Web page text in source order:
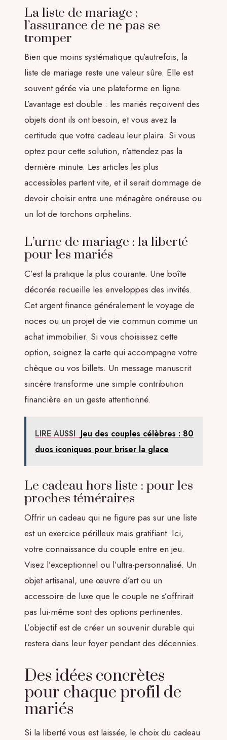
La liste de mariage :
l’assurance de ne pas se
tromper
Bien que moins systématique qu’autrefois, la
liste de mariage reste une valeur sûre. Elle est
souvent gérée via une plateforme en ligne.
L’avantage est double : les mariés reçoivent des
objets dont ils ont besoin, et vous avez la
certitude que votre cadeau leur plaira. Si vous
optez pour cette solution, n’attendez pas la
dernière minute. Les articles les plus
accessibles partent vite, et il serait dommage de
devoir choisir entre une ménagère onéreuse ou
un lot de torchons orphelins.
L’urne de mariage : la liberté
pour les mariés
C’est la pratique la plus courante. Une boîte
décorée recueille les enveloppes des invités.
Cet argent finance généralement le voyage de
noces ou un projet de vie commun comme un
achat immobilier. Si vous choisissez cette
option, soignez la carte qui accompagne votre
chèque ou vos billets. Un message manuscrit
sincère transforme une simple contribution
financière en un geste attentionné.
LIRE AUSSI Jeu des couples célèbres : 80
duos iconiques pour briser la glace
Le cadeau hors liste : pour les
proches téméraires
Offrir un cadeau qui ne figure pas sur une liste
est un exercice périlleux mais gratifiant. Ici,
votre connaissance du couple entre en jeu.
Visez l’exceptionnel ou l’ultra-personnalisé. Un
objet artisanal, une œuvre d’art ou un
accessoire de luxe que le couple ne s’offrirait
pas lui-même sont des options pertinentes.
L’objectif est de créer un souvenir durable qui
restera dans leur foyer pendant des décennies.
Des idées concrètes
pour chaque profil de
mariés
Si la liberté vous est laissée, le choix du cadeau